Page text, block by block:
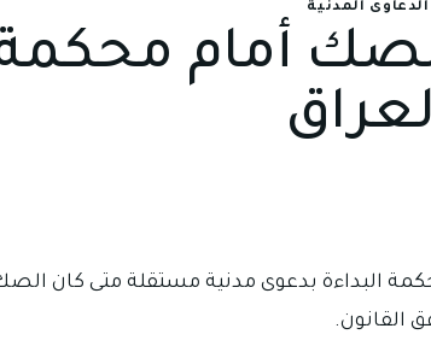
الدعاوى المدنية
أمام محكمة
البداءة بدعوى مدنية مستقلة متى كان
القانون.